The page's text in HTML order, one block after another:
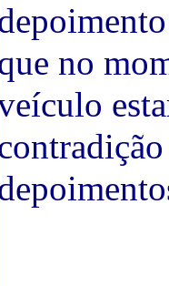
no